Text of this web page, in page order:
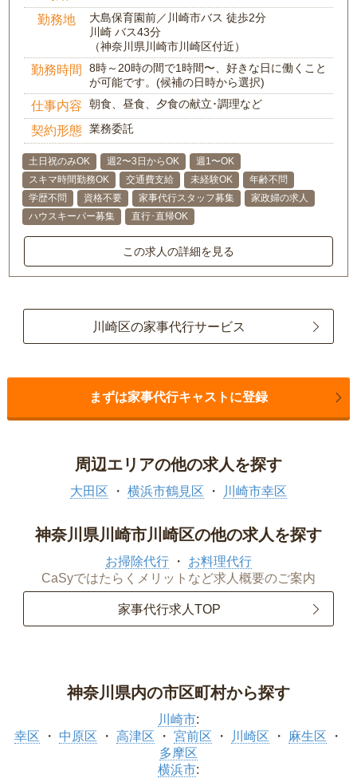
勤務地
大島保育園前／川崎市バス 徒歩2分
川崎 バス43分
（神奈川県川崎市川崎区付近）
勤務時間
8時～20時の間で1時間〜、好きな日に働くこと
が可能です。(候補の日時から選択)
仕事内容 朝食、昼食、夕食の献立･調理など
契約形態 業務委託
土日祝のみOK 週2〜3日からOK
週1〜OK
スキマ時間勤務OK
交通費支給 未経験OK
年齢不問
学歴不問
資格不要 家事代行スタッフ募集
家政婦の求人
ハウスキーパー募集
直行･直帰OK
この求人の詳細を見る
川崎区の家事代行サービス
まずは家事代行キャストに登録
周辺エリアの他の求人を探す
大田区 横浜市鶴見区 川崎市幸区
神奈川県川崎市川崎区の他の求人を探す
お掃除代行
お料理代行
CaSyではたらくメリットなど求人概要のご案内
家事代行求人TOP
神奈川県内の市区町村から探す
川崎市:
幸区
中原区 高津区 宮前区 川崎区
麻生区
多摩区
横浜市: